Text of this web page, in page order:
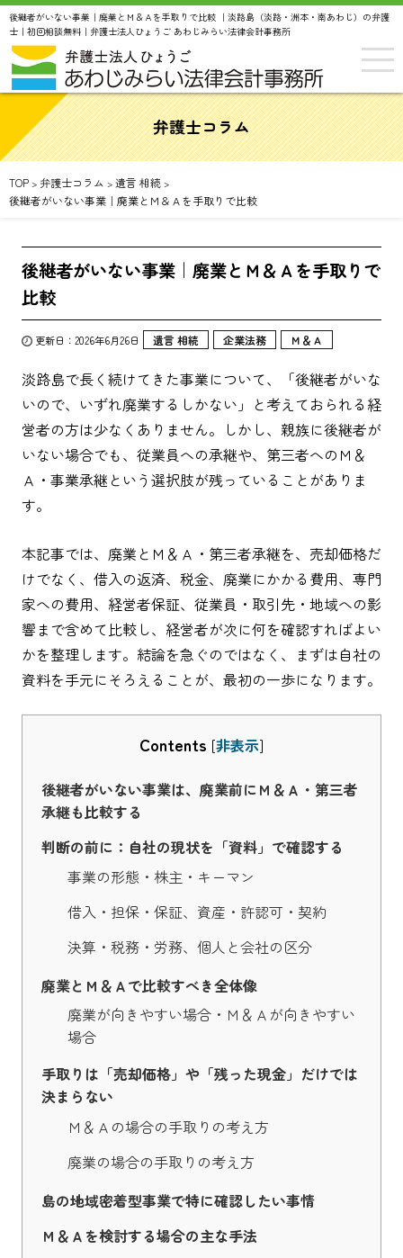
後継者がいない事業｜廃業とＭ＆Ａを手取りで比較 ｜淡路島（淡路・洲本・南あわじ）の弁護
士｜初回相談無料｜弁護士法人ひょうご あわじみらい法律会計事務所
弁護士コラム
TOP > 弁護士コラム > 遺言 相続 >
後継者がいない事業｜廃業とＭ＆Ａを手取りで比較
後継者がいない事業｜廃業とＭ＆Ａを手取りで
比較
更新日：2026年6月26日 遺言 相続 企業法務 Ｍ＆Ａ
淡路島で長く続けてきた事業について、「後継者がいな
いので、いずれ廃業するしかない」と考えておられる経
営者の方は少なくありません。しかし、親族に後継者が
いない場合でも、従業員への承継や、第三者へのＭ＆
Ａ・事業承継という選択肢が残っていることがありま
す。
本記事では、廃業とＭ＆Ａ・第三者承継を、売却価格だ
けでなく、借入の返済、税金、廃業にかかる費用、専門
家への費用、経営者保証、従業員・取引先・地域への影
響まで含めて比較し、経営者が次に何を確認すればよい
かを整理します。結論を急ぐのではなく、まずは自社の
資料を手元にそろえることが、最初の一歩になります。
Contents [非表示]
後継者がいない事業は、廃業前にＭ＆Ａ・第三者
承継も比較する
判断の前に：自社の現状を「資料」で確認する
事業の形態・株主・キーマン
借入・担保・保証、資産・許認可・契約
決算・税務・労務、個人と会社の区分
廃業とＭ＆Ａで比較すべき全体像
廃業が向きやすい場合・Ｍ＆Ａが向きやすい
場合
手取りは「売却価格」や「残った現金」だけでは
決まらない
Ｍ＆Ａの場合の手取りの考え方
廃業の場合の手取りの考え方
島の地域密着型事業で特に確認したい事情
Ｍ＆Ａを検討する場合の主な手法